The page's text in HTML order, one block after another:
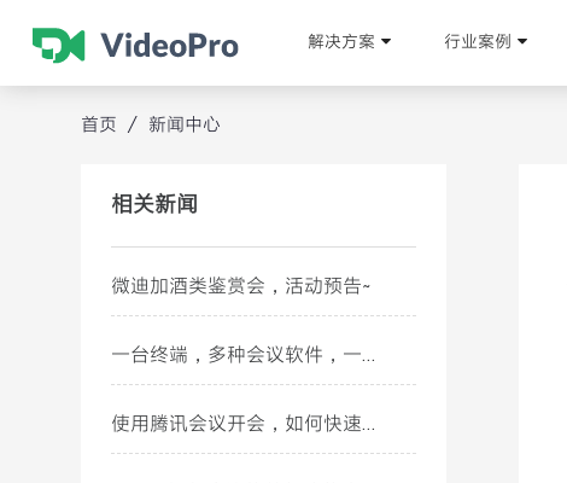
解决方案 行业案例
首页 / 新闻中心
相关新闻
微迪加酒类鉴赏会，活动预告~
一台终端，多种会议软件，一键自由切换~
使用腾讯会议开会，如何快速提升会议体验~